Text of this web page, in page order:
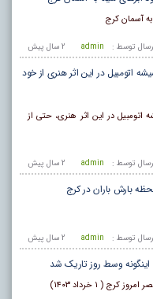
به آسمان کرج
2 سال پيش توسط : admin
اتومبیل در این اثر هنری از خود
در این اثر هنری، حتی از
2 سال پيش توسط : admin
بارش باران در کرج
2 سال پيش توسط : admin
وسط روز تاریک شد
کرج ( ۱ خرداد ۱۴۰۳)